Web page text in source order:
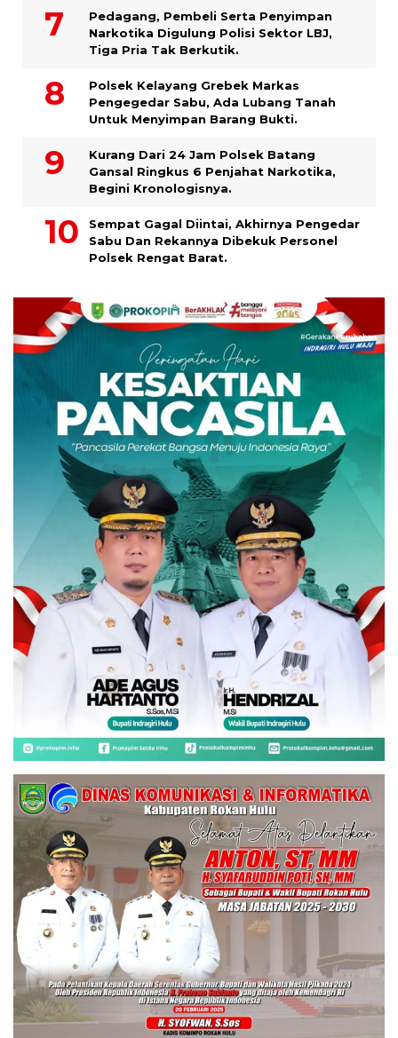
Pedagang, Pembeli Serta Penyimpan
Narkotika Digulung Polisi Sektor LBJ,
Tiga Pria Tak Berkutik.
Polsek Kelayang Grebek Markas
Pengegedar Sabu, Ada Lubang Tanah
Untuk Menyimpan Barang Bukti.
Kurang Dari 24 Jam Polsek Batang
Gansal Ringkus 6 Penjahat Narkotika,
Begini Kronologisnya.
Sempat Gagal Diintai, Akhirnya Pengedar
Sabu Dan Rekannya Dibekuk Personel
Polsek Rengat Barat.